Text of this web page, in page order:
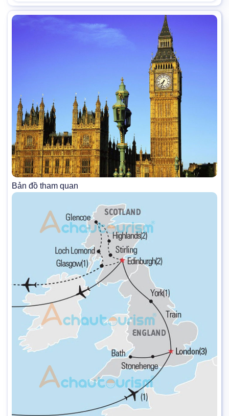
Bản đồ tham quan